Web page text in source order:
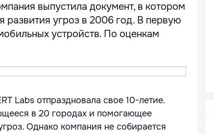
выпустила документ, в котором
развития угроз в 2006 год. В первую
устройств. По оценкам
Labs отпраздновала свое 10-летие.
в 20 городах и помогающее
Однако компания не собирается